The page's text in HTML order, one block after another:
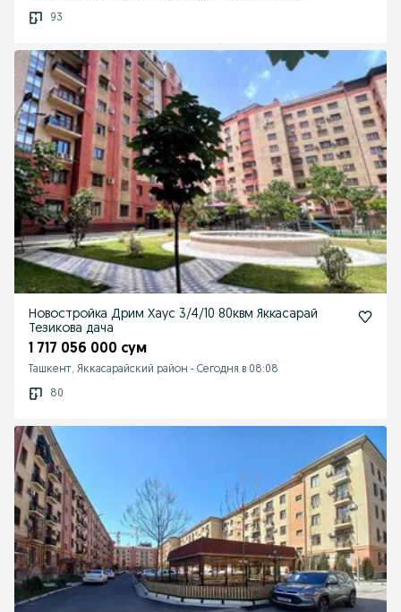
93
Новостройка Дрим Хаус 3/4/10 80квм Яккасарай
Тезикова дача
1 717 056 000 сум
Ташкент, Яккасарайский район - Сегодня в 08:08
80